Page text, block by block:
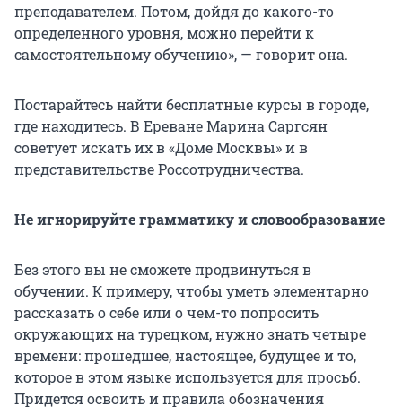
преподавателем. Потом, дойдя до какого-то
определенного уровня, можно перейти к
самостоятельному обучению», — говорит она.
Постарайтесь найти бесплатные курсы в городе,
где находитесь. В Ереване Марина Саргсян
советует искать их в «Доме Москвы» и в
представительстве Россотрудничества.
Не игнорируйте грамматику и словообразование
Без этого вы не сможете продвинуться в
обучении. К примеру, чтобы уметь элементарно
рассказать о себе или о чем-то попросить
окружающих на турецком, нужно знать четыре
времени: прошедшее, настоящее, будущее и то,
которое в этом языке используется для просьб.
Придется освоить и правила обозначения